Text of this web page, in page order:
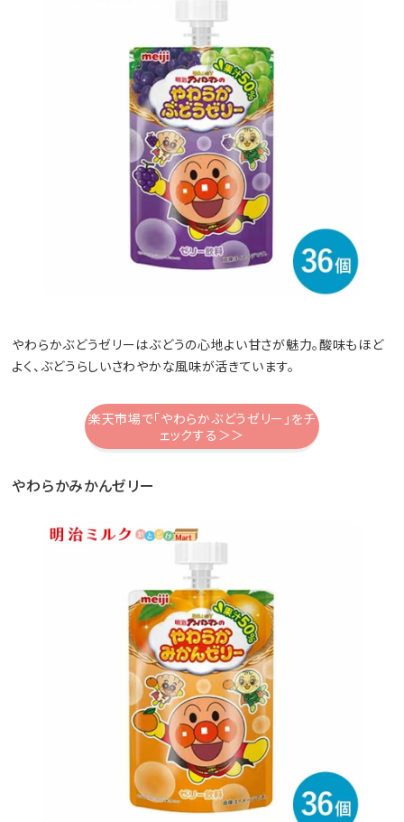
やわらかぶどうゼリーはぶどうの心地よい甘さが魅力。酸味もほど
よく、ぶどうらしいさわやかな風味が活きています。
楽天市場で「やわらかぶどうゼリー」をチ
ェックする＞＞
やわらかみかんゼリー